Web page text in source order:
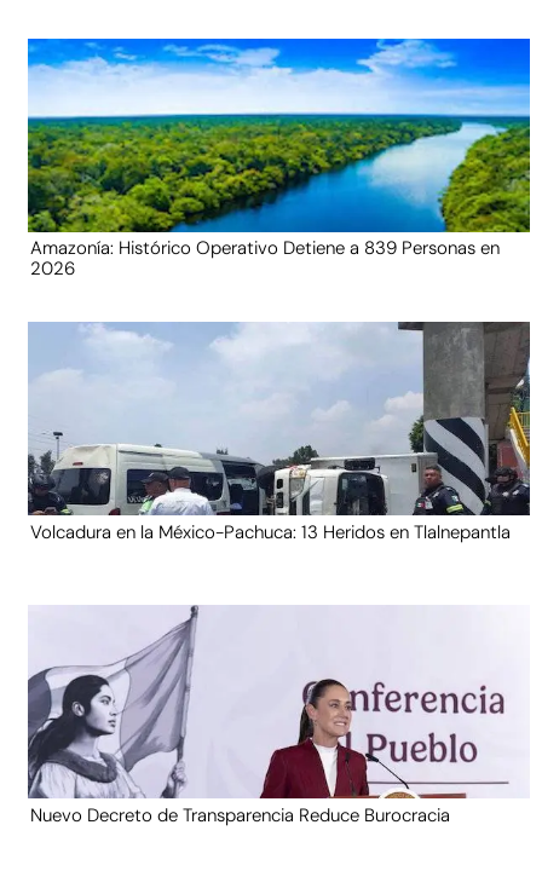
Amazonía: Histórico Operativo Detiene a 839 Personas en
2026
Volcadura en la México-Pachuca: 13 Heridos en Tlalnepantla
Nuevo Decreto de Transparencia Reduce Burocracia